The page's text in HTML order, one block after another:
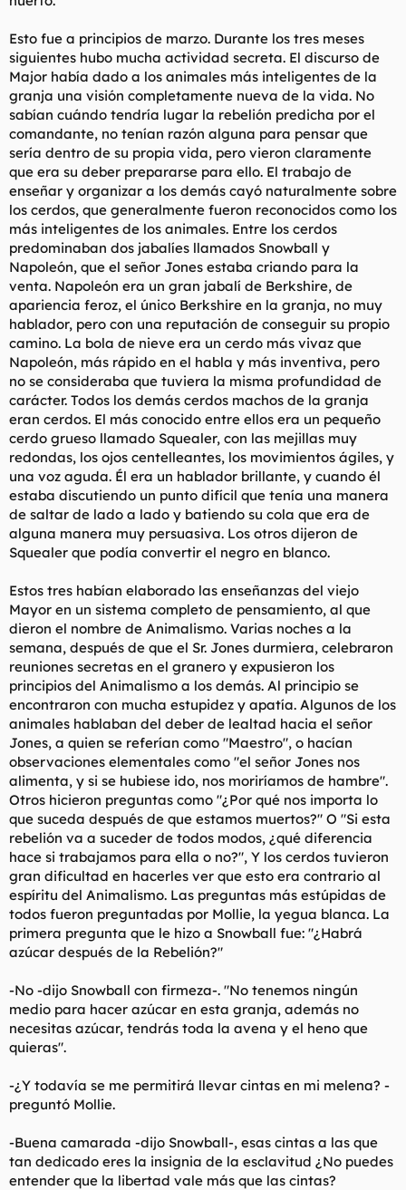
Esto fue a principios de marzo. Durante los tres meses
siguientes hubo mucha actividad secreta. El discurso de
Major había dado a los animales más inteligentes de la
granja una visión completamente nueva de la vida. No
sabían cuándo tendría lugar la rebelión predicha por el
comandante, no tenían razón alguna para pensar que
sería dentro de su propia vida, pero vieron claramente
que era su deber prepararse para ello. El trabajo de
enseñar y organizar a los demás cayó naturalmente sobre
los cerdos, que generalmente fueron reconocidos como los
más inteligentes de los animales. Entre los cerdos
predominaban dos jabalíes llamados Snowball y
Napoleón, que el señor Jones estaba criando para la
venta. Napoleón era un gran jabalí de Berkshire, de
apariencia feroz, el único Berkshire en la granja, no muy
hablador, pero con una reputación de conseguir su propio
camino. La bola de nieve era un cerdo más vivaz que
Napoleón, más rápido en el habla y más inventiva, pero
no se consideraba que tuviera la misma profundidad de
carácter. Todos los demás cerdos machos de la granja
eran cerdos. El más conocido entre ellos era un pequeño
cerdo grueso llamado Squealer, con las mejillas muy
redondas, los ojos centelleantes, los movimientos ágiles, y
una voz aguda. Él era un hablador brillante, y cuando él
estaba discutiendo un punto difícil que tenía una manera
de saltar de lado a lado y batiendo su cola que era de
alguna manera muy persuasiva. Los otros dijeron de
Squealer que podía convertir el negro en blanco.
Estos tres habían elaborado las enseñanzas del viejo
Mayor en un sistema completo de pensamiento, al que
dieron el nombre de Animalismo. Varias noches a la
semana, después de que el Sr. Jones durmiera, celebraron
reuniones secretas en el granero y expusieron los
principios del Animalismo a los demás. Al principio se
encontraron con mucha estupidez y apatía. Algunos de los
animales hablaban del deber de lealtad hacia el señor
Jones, a quien se referían como "Maestro", o hacían
observaciones elementales como "el señor Jones nos
alimenta, y si se hubiese ido, nos moriríamos de hambre".
Otros hicieron preguntas como "¿Por qué nos importa lo
que suceda después de que estamos muertos?" O "Si esta
rebelión va a suceder de todos modos, ¿qué diferencia
hace si trabajamos para ella o no?", Y los cerdos tuvieron
gran dificultad en hacerles ver que esto era contrario al
espíritu del Animalismo. Las preguntas más estúpidas de
todos fueron preguntadas por Mollie, la yegua blanca. La
primera pregunta que le hizo a Snowball fue: "¿Habrá
azúcar después de la Rebelión?"
-No -dijo Snowball con firmeza-. "No tenemos ningún
medio para hacer azúcar en esta granja, además no
necesitas azúcar, tendrás toda la avena y el heno que
quieras".
-¿Y todavía se me permitirá llevar cintas en mi melena? -
preguntó Mollie.
-Buena camarada -dijo Snowball-, esas cintas a las que
tan dedicado eres la insignia de la esclavitud ¿No puedes
entender que la libertad vale más que las cintas?